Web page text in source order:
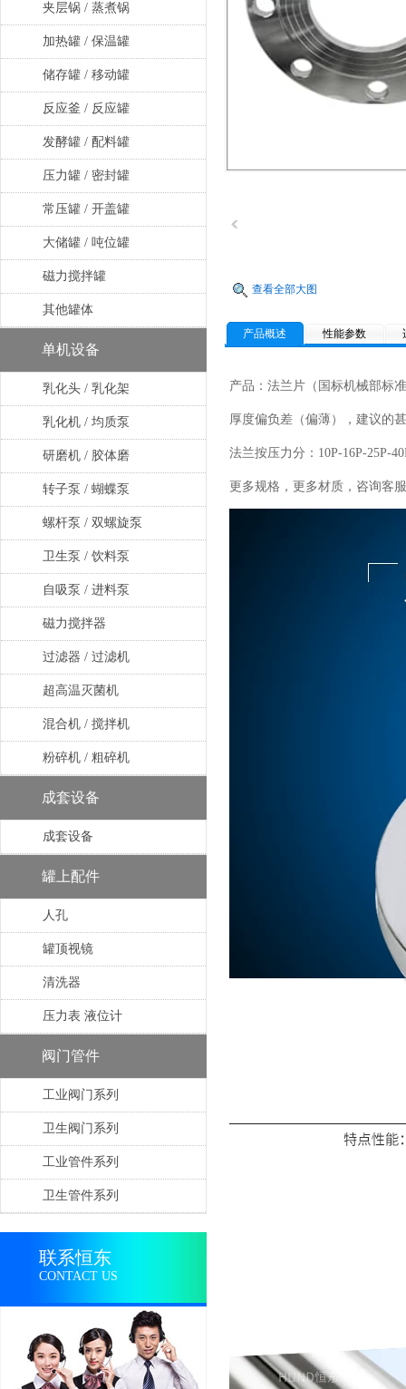
夹层锅 / 蒸煮锅
加热罐 / 保温罐
储存罐 / 移动罐
反应釜 / 反应罐
发酵罐 / 配料罐
压力罐 / 密封罐
常压罐 / 开盖罐
大储罐 / 吨位罐
磁力搅拌罐
其他罐体
单机设备
乳化头 / 乳化架
乳化机 / 均质泵
研磨机 / 胶体磨
转子泵 / 蝴蝶泵
螺杆泵 / 双螺旋泵
卫生泵 / 饮料泵
自吸泵 / 进料泵
磁力搅拌器
过滤器 / 过滤机
超高温灭菌机
混合机 / 搅拌机
粉碎机 / 粗碎机
成套设备
成套设备
罐上配件
人孔
罐顶视镜
清洗器
压力表 液位计
阀门管件
工业阀门系列
卫生阀门系列
工业管件系列
卫生管件系列
联系恒东
CONTACT US
查看全部大图
产品概述 性能参数
产品：法兰片（国标机械部标
厚度偏负差（偏薄），建议的
法兰按压力分：10P-16P-
更多规格，更多材质，咨询客服